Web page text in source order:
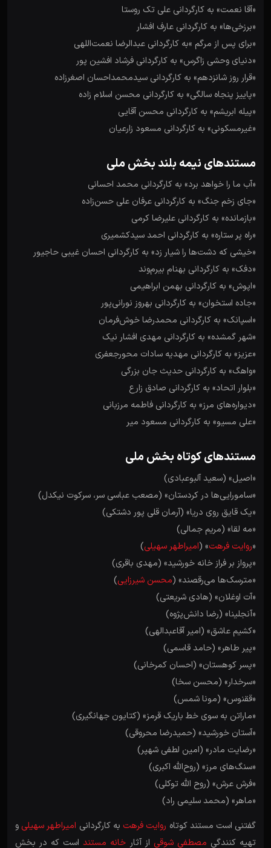
«آقا نعمت» به کارگردانی علی تک روستا
«برزخی‌ها» به کارگردانی عارف افشار
«برای پس از مرگم »به کارگردانی عبدالرضا نعمت‌اللهی
«دنیای وحشی زاگرس» به کارگردانی فرشاد افشین پور
«قرار روز شانزدهم» به کارگردانی سیدمحمداحسان اصغرزاده
«پاییز پنجاه سالگی» به کارگردانی محسن اسلام زاده
«پیله ابریشم» به کارگردانی محسن آقایی
«غیرمسکونی» به کارگردانی مسعود زارعیان
مستندهای نیمه‌ ‌بلند بخش ملی
«آب ما را خواهد برد» به کارگردانی محمد احسانی
«جای زخم جنگ» به کارگردانی عرفان علی‌ حسن‌زاده
«بازمانده» به کارگردانی علیرضا کرمی
«راه پر ستاره» به کارگردانی احمد سیدکشمیری
«خیشی که دشت‌ها را شیار زد» به کارگردانی احسان غیبی حاجیور
«دفک» به کارگردانی بهنام بیرم‌وند
«اپوش» به کارگردانی بهمن ابراهیمی
«جاده استخوان» به کارگردانی بهروز نورانی‌پور
«اسپانک» به کارگردانی محمدرضا خوش‌فرمان
«شهر گمشده» به کارگردانی مهدی افشار نیک
«عزیز» به کارگردانی مهدیه سادات محورجعفری
«واهگ» به کارگردانی حدیث جان بزرگی
«بلوار اتحاد» به کارگردانی صادق زارع
«دیواره‌های مرز» به کارگردانی فاطمه مرزبانی
«علی مسیو» به کارگردانی مسعود میر
مستندهای کوتاه بخش ملی
«اصیل» (سعید آلبوعبادی)
«سامورایی‌ها در کردستان» (مصعب عباسی سر، سرکوت نیکدل)
«یک قایق روی دریا» (آرمان قلی پور دشتکی)
«مه لقا» (مریم جمالی)
«روایت فرهت» (امیراطهر سهیلی)
«پرواز بر فراز خانه خورشید» (مهدی باقری)
«مترسک‌ها می‌رقصند» (محسن شیرزایی)
«آت اوغلان» (هادی شریعتی)
«آنجلینا» (رضا دانش‌پژوه)
«کشیم عاشق» (امیر آقاعبدالهی)
«پیر طاهر» (حامد قاسمی)
«پسر کوهستان» (احسان کمرخانی)
«سرخدار» (محسن سخا)
«ققنوس» (مونا شمس)
«ماراتن به سوی خط باریک قرمز» (کتایون جهانگیری)
«آستان خورشید» (حمیدرضا محروقی)
«رضایت مادر» (امین لطفی شهپر)
«سنگ‌های مرز» (روح‌الله اکبری)
«فرش عرش» (روح الله توکلی)
«ماهر» (محمد سلیمی راد)
گفتنی است مستند کوتاه روایت فرهت به کارگردانی امیراطهر سهیلی و
تهیه کنندگی مصطفی شوقی از آثار خانه مستنداست که در بخش